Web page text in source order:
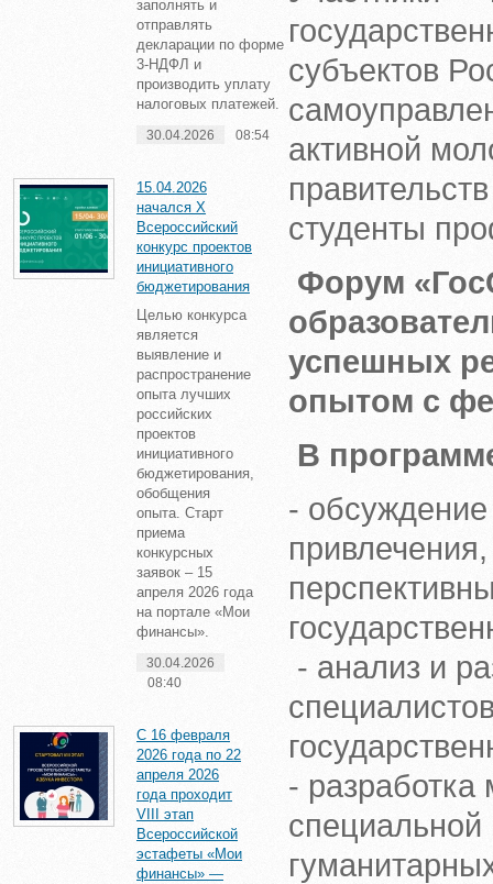
заполнять и
отправлять
декларации по форме
3-НДФЛ и
производить уплату
налоговых платежей.
30.04.2026 08:54
15.04.2026
начался X
Всероссийский
конкурс проектов
инициативного
бюджетирования
Целью конкурса
является
выявление и
распространение
опыта лучших
российских
проектов
инициативного
бюджетирования,
обобщения
опыта. Старт
приема
конкурсных
заявок – 15
апреля 2026 года
на портале «Мои
финансы».
30.04.2026
08:40
С 16 февраля
2026 года по 22
апреля 2026
года проходит
VIII этап
Всероссийской
эстафеты «Мои
финансы» —
субъектов
активной
студенты
Форум
успешных
опытом с
В
-
- анализ и
- разработка
специальной